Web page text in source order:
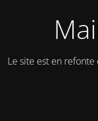
Le site est en